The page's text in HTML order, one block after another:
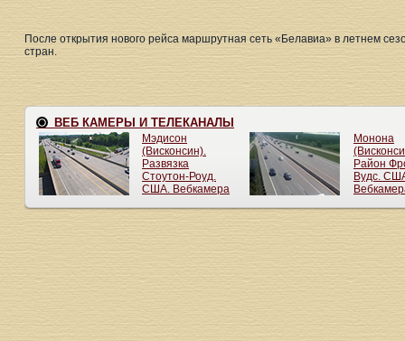
После открытия нового рейса маршрутная сеть «Белавиа» в летнем
стран.